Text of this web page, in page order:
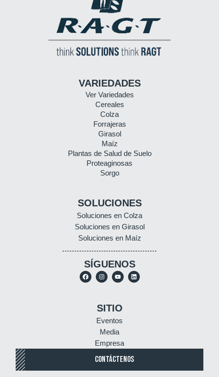
VARIEDADES
Ver Variedades
Cereales
Colza
Forrajeras
Girasol
Maíz
Plantas de Salud de Suelo
Proteaginosas
Sorgo
SOLUCIONES
Soluciones en Colza
Soluciones en Girasol
Soluciones en Maíz
SÍGUENOS
SITIO
Eventos
Media
Empresa
CONTÁCTENOS